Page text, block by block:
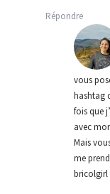
Répondre
vous
hashtag
fois que
avec
Mais
me
bricolgirl